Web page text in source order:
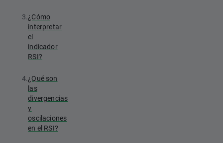
3.¿Cómo
interpretar
el
indicador
RSI?
4.¿Qué son
las
divergencias
y
oscilaciones
en el RSI?